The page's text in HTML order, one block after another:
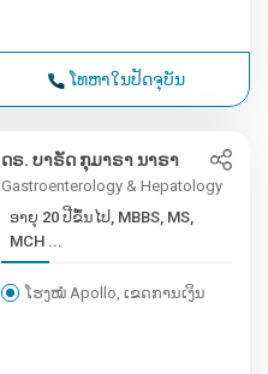
ໂທຫາໃນປັດຈຸບັນ
ດຣ. ບາຣັດ ກຸມາຣາ ນາຣາ
Gastroenterology & Hepatology
ອາຍຸ 20 ປີຂຶ້ນໄປ, MBBS, MS,
MCH ...
ໂຮງໝໍ Apollo, ເຂດການເງິນ